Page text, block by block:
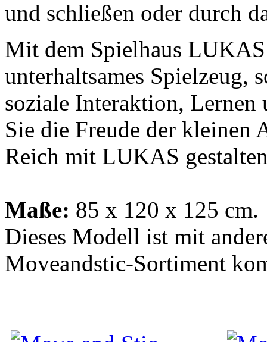
und schließen oder durch
Mit dem Spielhaus
unterhaltsames Spielzeug,
soziale Interaktion,
Sie die Freude der kleinen
Reich mit LUKAS
Maße: 85 x 120 x 125 cm.
Dieses Modell ist mit
Moveandstic-Sortiment